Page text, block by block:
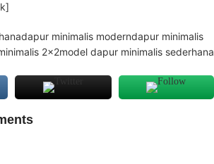
dapur minimalis moderndapur minimalis
2×2model dapur minimalis sederhana